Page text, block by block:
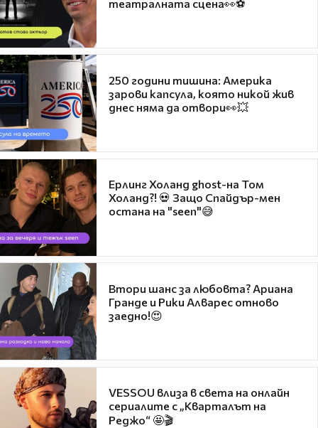
театралната сцена👀⚽
250 години тишина: Америка
зарови капсула, която никой жив
днес няма да отвори👀💥
Ерлинг Холанд ghost-на Том
Холанд?! 💀 Защо Спайдър-мен
остана на "seen"😅
Втори шанс за любовта? Ариана
Гранде и Рики Алварес отново
заедно!😍
VESSOU влиза в света на онлайн
сериалите с „Кварталът на
Реджо“ 🤩🎬